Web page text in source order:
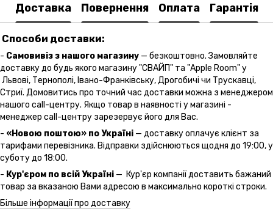
Доставка Повернення Оплата Гарантія
Способи доставки:
- Самовивіз з нашого магазину — безкоштовно. Замовляйте
доставку до будь якого магазину "СВАЙП" та "Apple Room" у
Львові, Тернополі, Івано-Франківську, Дрогобичі чи Трускавці,
Стриї. Домовитись про точний час доставки можна з менеджером
нашого call-центру. Якщо товар в наявності у магазині -
менеджер call-центру зарезервує його для Вас.
- «Новою поштою» по Україні — доставку оплачує клієнт за
тарифами перевізника. Відправки здійснюються щодня до 19:00, у
суботу до 18:00.
- Кур'єром по всій Україні — Кур'єр компанії доставить бажаний
товар за вказаною Вами адресою в максимально короткі строки.
Більше інформації про доставку